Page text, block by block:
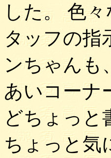
した。 色
タッフの指
ンちゃんも
あいコーナ
どちょっと
ちょっと気